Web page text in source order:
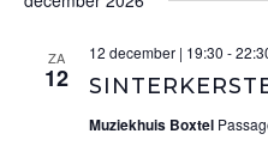
ZA
12
12 december | 19:30 -
Muziekhuis Boxtel